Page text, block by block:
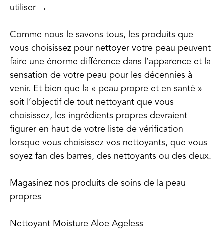
utiliser →
Comme nous le savons tous, les produits que
vous choisissez pour nettoyer votre peau peuvent
faire une énorme différence dans l’apparence et la
sensation de votre peau pour les décennies à
venir. Et bien que la « peau propre et en santé »
soit l’objectif de tout nettoyant que vous
choisissez, les ingrédients propres devraient
figurer en haut de votre liste de vérification
lorsque vous choisissez vos nettoyants, que vous
soyez fan des barres, des nettoyants ou des deux.
Magasinez nos produits de soins de la peau
propres
Nettoyant Moisture Aloe Ageless